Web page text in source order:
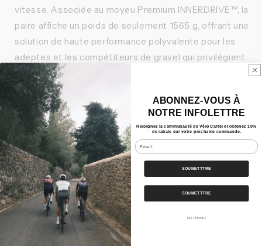
vitesse. Associée au moyeu Premium INNERDRIVE™, la
paire affiche un poids de seulement 1565 g, offrant une
solution de haute performance polyvalente pour les
adeptes et les compétiteurs de gravel qui privilégient
la légèreté et l’agilité plutôt que la recherche absolue
de l’efficacité aérodynamique.
Caractéristiques
Nos Bundles
Expédition
Partager
ABONNEZ-VOUS À
NOTRE INFOLETTRE
Rejoignez la communauté de Vélo Cartel et obtenez 10%
de rabais sur votre prochaine commande.
Email
SOUMETTTRE
SOUMETTTRE
NO, THANKS